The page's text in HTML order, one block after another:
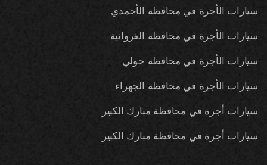
سيارات الأجرة في محافظة الأحمدي
سيارات الأجرة في محافظة الفروانية
سيارات الأجرة في محافظة حولي
سيارات الأجرة في محافظة الجهراء
سيارات أجرة في محافظة مبارك الكبير
سيارات أجرة في محافظة مبارك الكبير